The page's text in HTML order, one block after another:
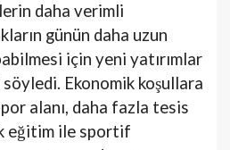
daha verimli
günün daha uzun
için yeni yatırımlar
Ekonomik koşullara
alanı, daha fazla tesis
eğitim ile sportif